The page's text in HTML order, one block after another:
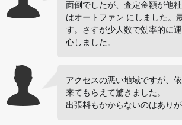
面倒でしたが、査定金額が他
はオートファン にしました。
す。さすが少人数で効率的に
心しました。
アクセスの悪い地域ですが、
来てもらえて驚きました。
出張料もかからないのはありが